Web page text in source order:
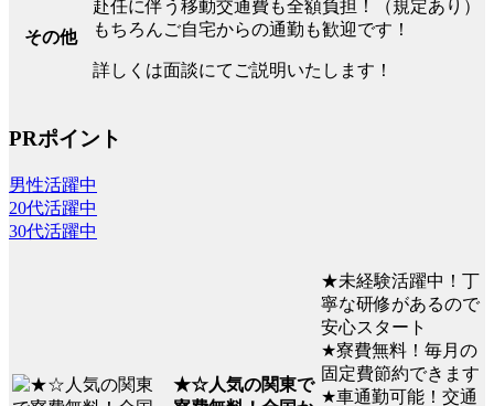
その他
赴任に伴う移動交通費も全額負担！（規定あり）
もちろんご自宅からの通勤も歓迎です！
詳しくは面談にてご説明いたします！
PRポイント
男性活躍中
20代活躍中
30代活躍中
★☆人気の関東で
★未経験活躍中！丁
寧な研修があるので
安心スタート
★寮費無料！毎月の
固定費節約できます
★車通勤可能！交通